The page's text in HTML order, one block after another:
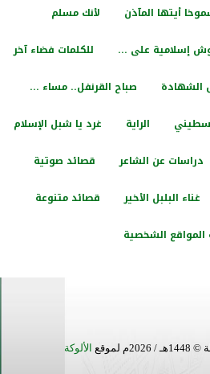
أيتها المآذن لأنك مسلم
إسلامية على ... للكلمات فضاء آخر
الشهادة صباح القرنفل.. مساء ...
الراية غرد يا شبل الإسلام
دراسات عن الشاعر قصائد صوتية
غناء البلبل الأخير قصائد متنوعة
المواقع الشخصية
لموقع الألوكة